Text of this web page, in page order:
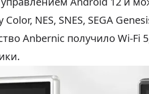
Color, NES, SNES, SEGA
Anbernic получило Wi-Fi